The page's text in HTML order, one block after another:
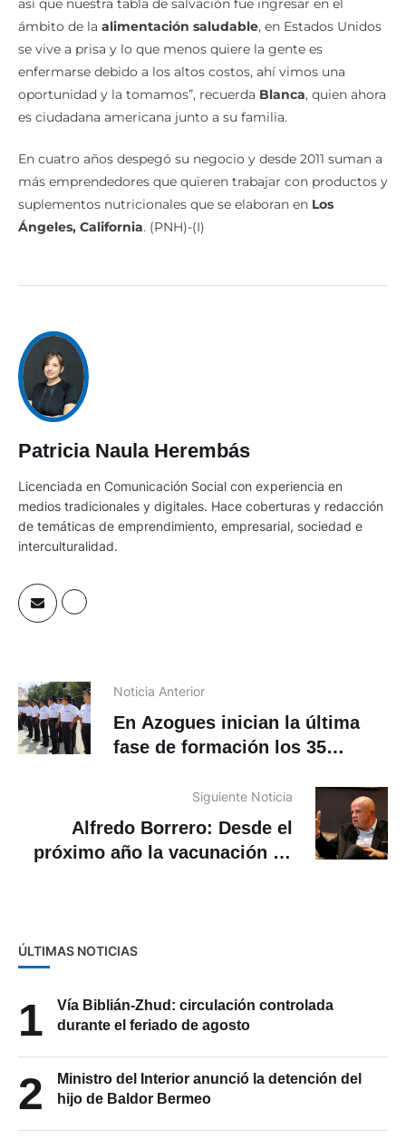
así que nuestra tabla de salvación fue ingresar en el
ámbito de la alimentación saludable, en Estados Unidos
se vive a prisa y lo que menos quiere la gente es
enfermarse debido a los altos costos, ahí vimos una
oportunidad y la tomamos”, recuerda Blanca, quien ahora
es ciudadana americana junto a su familia.
En cuatro años despegó su negocio y desde 2011 suman a
más emprendedores que quieren trabajar con productos y
suplementos nutricionales que se elaboran en Los
Ángeles, California. (PNH)-(I)
Patricia Naula Herembás
Licenciada en Comunicación Social con experiencia en
medios tradicionales y digitales. Hace coberturas y redacción
de temáticas de emprendimiento, empresarial, sociedad e
interculturalidad.
Noticia Anterior
En Azogues inician la última
fase de formación los 35
Siguiente Noticia
Alfredo Borrero: Desde el
próximo año la vacunación se
ÚLTIMAS NOTICIAS
1
Vía Biblián-Zhud: circulación controlada
durante el feriado de agosto
2
Ministro del Interior anunció la detención del
hijo de Baldor Bermeo